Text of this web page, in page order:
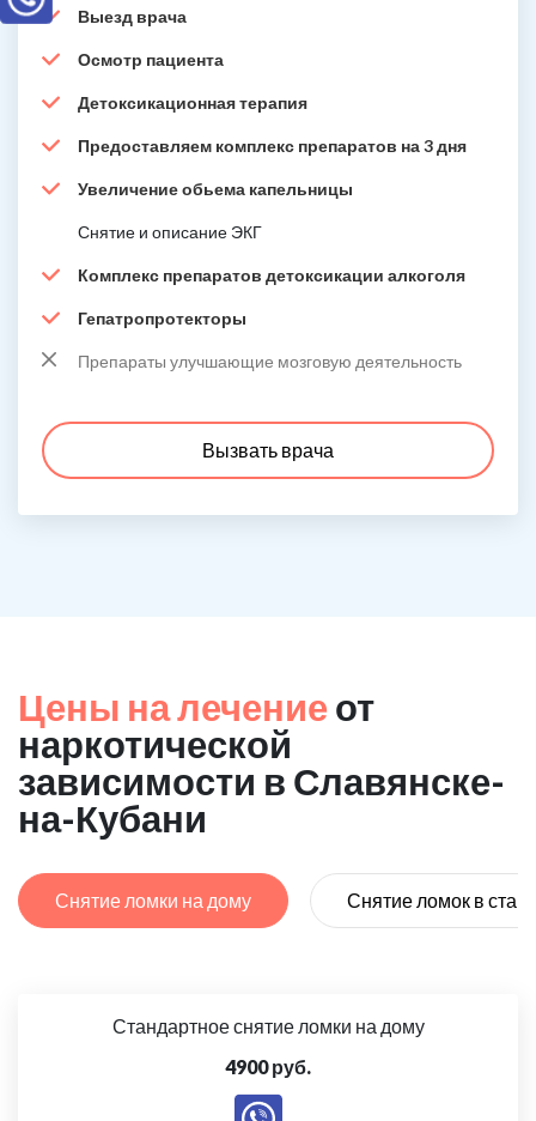
Выезд врача
Осмотр пациента
Детоксикационная терапия
Предоставляем комплекс препаратов на 3 дня
Увеличение обьема капельницы
Снятие и описание ЭКГ
Комплекс препаратов детоксикации алкоголя
Гепатропротекторы
Препараты улучшающие мозговую деятельность
Вызвать врача
Цены на лечение от
наркотической
зависимости в Славянске-
на-Кубани
Снятие ломки на дому Снятие ломок в
Стандартное снятие ломки на дому
4900 руб.